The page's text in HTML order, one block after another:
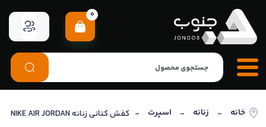
0
خانه - زنانه - اسپرت - کفش کتانی زنانه NIKE AIR JORDAN